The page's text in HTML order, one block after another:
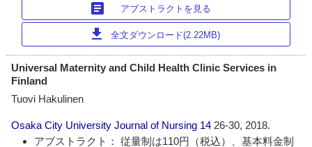
article アブストラクトを見る
download 全文ダウンロード(2.22MB)
Universal Maternity and Child Health Clinic Services in
Finland
Tuovi Hakulinen
Osaka City University Journal of Nursing 14 26-30, 2018.
アブストラクト： 従量制は110円（税込）、基本料金制